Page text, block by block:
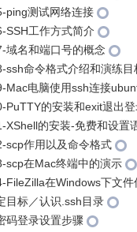
ping测试网络连接
SSH工作方式简介
域名和端口号的概念
ssh命令格式介绍和演练目
Mac电脑使用ssh连接
PuTTY的安装和exit退出
XShell的安装-免费和设置
scp作用以及命令格式
scp在Mac终端中的演示
FileZilla在Windows下文件
目标／认识.ssh目录
码登录设置步骤